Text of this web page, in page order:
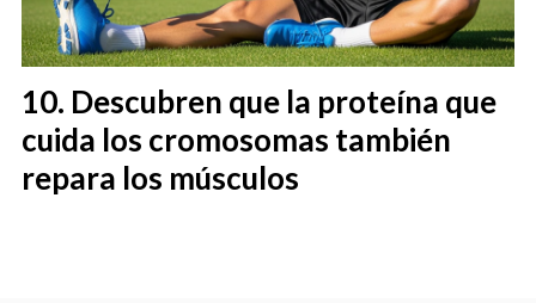
Descubren que la proteína que
cuida los cromosomas también
repara los músculos